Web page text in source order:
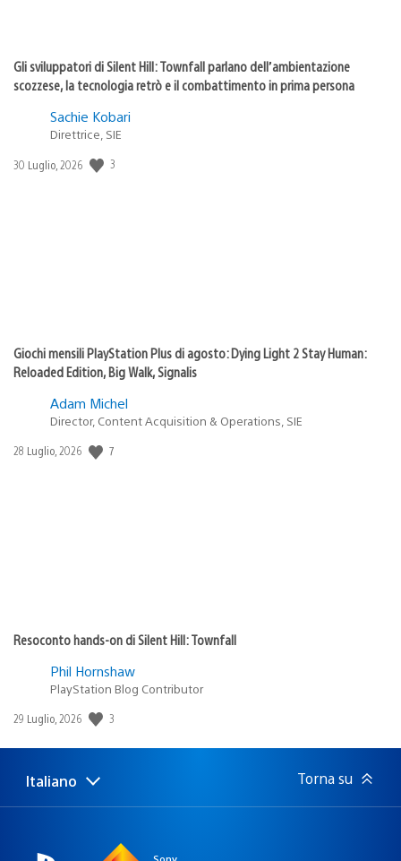
Gli sviluppatori di Silent Hill: Townfall parlano dell’ambientazione
scozzese, la tecnologia retrò e il combattimento in prima persona
Sachie Kobari
Direttrice, SIE
Data
30 Luglio, 2026 3
Giochi mensili PlayStation Plus di agosto: Dying Light 2 Stay Human:
Reloaded Edition, Big Walk, Signalis
Adam Michel
Director, Content Acquisition & Operations, SIE
Data
28 Luglio, 2026 7
Resoconto hands-on di Silent Hill: Townfall
Phil Hornshaw
PlayStation Blog Contributor
Data
pubblicazione:
29 Luglio, 2026 3
Seleziona
Regione
Italiano Torna su
Sony